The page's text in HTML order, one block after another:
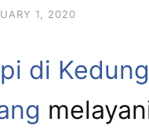
1, 2020
di